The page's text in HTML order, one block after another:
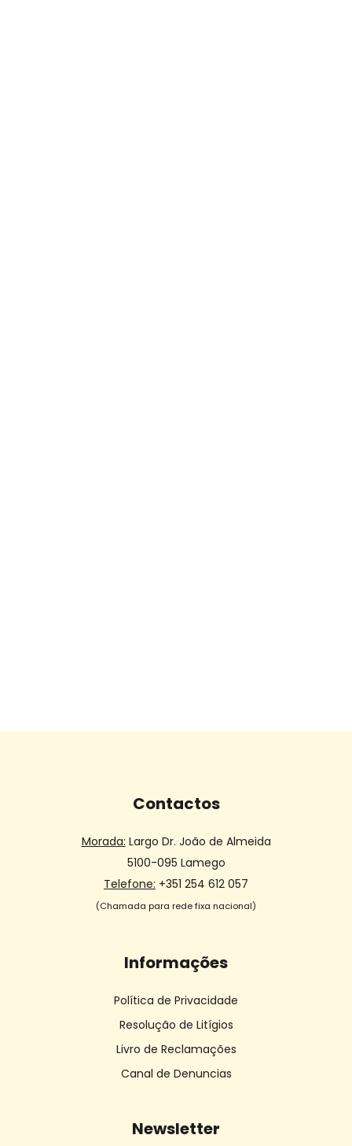
Contactos
Morada: Largo Dr. João de Almeida
5100-095 Lamego
Telefone: +351 254 612 057
(Chamada para rede fixa nacional)
Informações
Política de Privacidade
Resolução de Litígios
Livro de Reclamações
Canal de Denuncias
Newsletter